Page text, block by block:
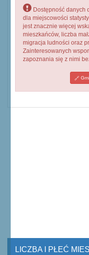
Dostępność danych
dla miejscowości
jest znacznie więcej
mieszkańców, liczba
migracja ludności oraz
Zainteresowanych
zapoznania się z nimi
LICZBA I PŁEĆ